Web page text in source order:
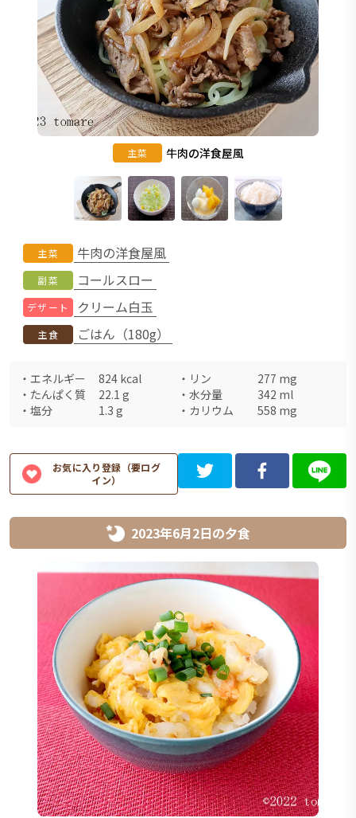
主菜 牛肉の洋食屋風
主菜 牛肉の洋食屋風
副菜 コールスロー
デザート クリーム白玉
主食 ごはん（180g）
・ エネルギー 824 kcal ・ リン 277 mg
・ たんぱく質 22.1 g ・ 水分量 342 ml
・ 塩分 1.3 g ・ カリウム 558 mg
お気に入り登録（要ログ
イン）
2023年6月2日の夕食